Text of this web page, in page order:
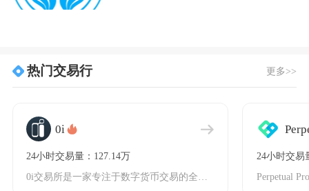
热门交易行 更多>>
0i
24小时交易量：127.14万
24小时交易